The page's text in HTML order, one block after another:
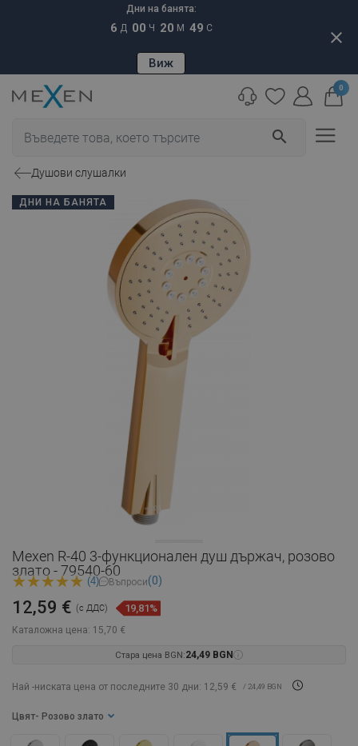
Дни на банята:
6 Д 00 Ч 20 М 48 С
Виж
close
search
0
Душови слушалки
ДНИ НА БАНЯТА
Mexen R-40 3-функционален душ държач, розово
злато - 79540-60
(4) Въпроси(0)
Каталожна цена: 15,70 €
12,59 € (с ДДС) 19,81%
Стара цена BGN:24,49 BGN
Най -ниската цена от последните 30 дни: 12,59 € / 24,49 BGN
Цвят - Розово злато